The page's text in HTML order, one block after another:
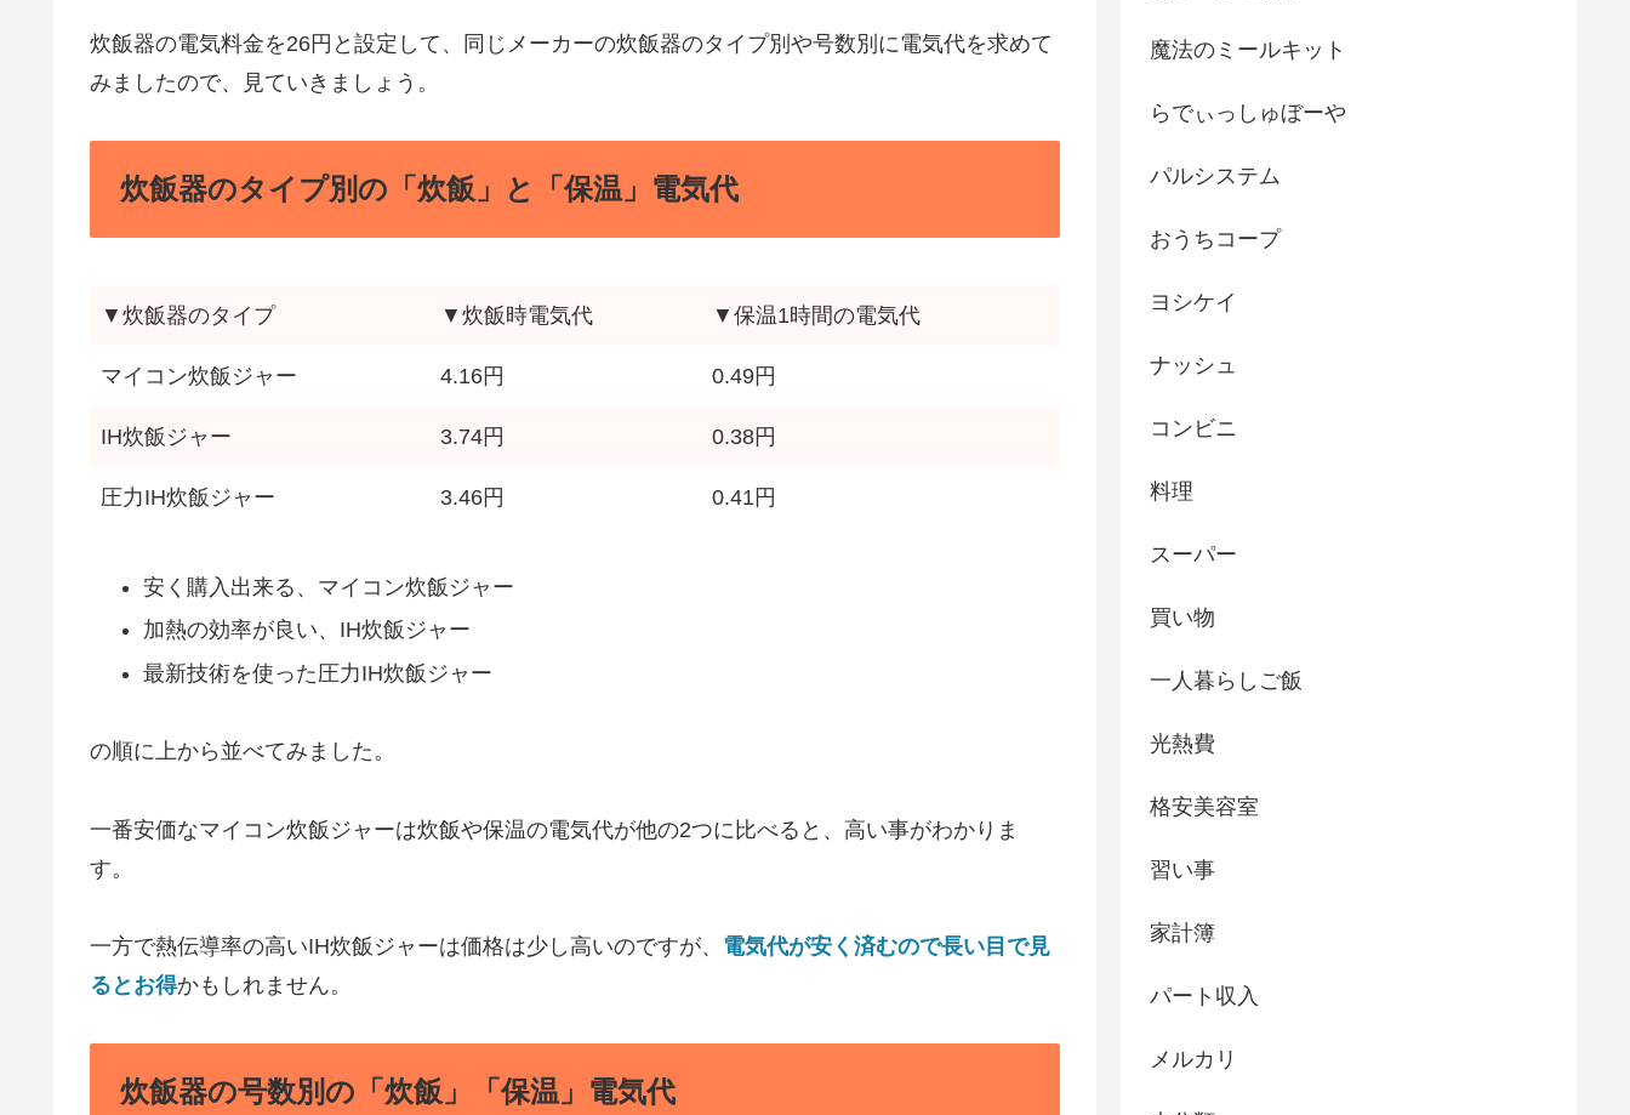
炊飯器の電気料金を26円と設定して、同じメーカーの炊飯器のタイプ別や号数別に電気代を求めて
みましたので、見ていきましょう。
炊飯器のタイプ別の「炊飯」と「保温」電気代
▼炊飯器のタイプ ▼炊飯時電気代 ▼保温1時間の電気代
マイコン炊飯ジャー 4.16円 0.49円
IH炊飯ジャー 3.74円 0.38円
圧力IH炊飯ジャー 3.46円 0.41円
安く購入出来る、マイコン炊飯ジャー
加熱の効率が良い、IH炊飯ジャー
最新技術を使った圧力IH炊飯ジャー
の順に上から並べてみました。
一番安価なマイコン炊飯ジャーは炊飯や保温の電気代が他の2つに比べると、高い事がわかりま
す。
一方で熱伝導率の高いIH炊飯ジャーは価格は少し高いのですが、 電気代が安く済むので長い目で見
るとお得かもしれません。
炊飯器の号数別の「炊飯」「保温」電気代
魔法のミールキット
らでぃっしゅぼーや
パルシステム
おうちコープ
ヨシケイ
ナッシュ
コンビニ
料理
スーパー
買い物
一人暮らしご飯
光熱費
格安美容室
習い事
家計簿
パート収入
メルカリ